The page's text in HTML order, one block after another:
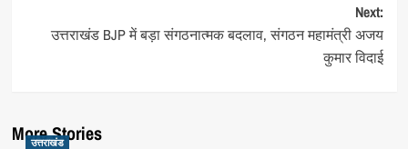
Next:
उत्तराखंड BJP में बड़ा संगठनात्मक बदलाव, संगठन महामंत्री अजय
कुमार विदाई
More Stories
उत्तराखंड